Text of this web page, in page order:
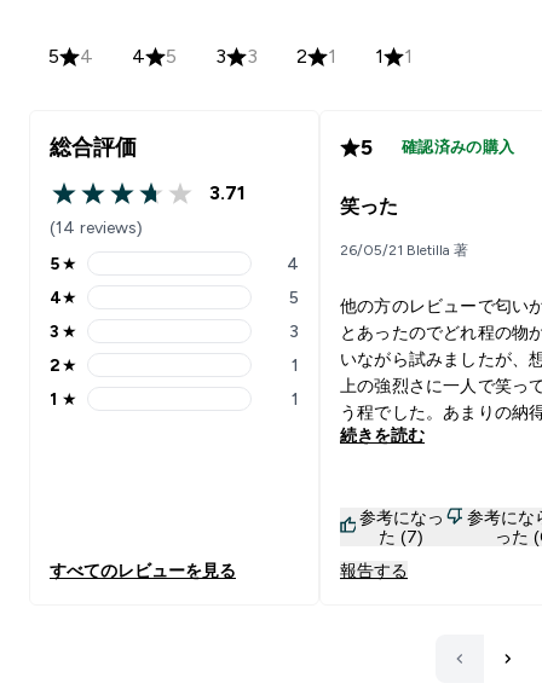
5 4 4 5 3 3 2 1 1 1
総合評価
3.71 out of 5 stars
3.71
(14 reviews)
5 stars rating 4 reviews
5★ 4
4 stars rating 5 reviews
4★ 5
3 stars rating 3 reviews
3 ★ 3
2 stars rating 1 reviews
2★ 1
1 stars rating 1 reviews
1 ★ 1
すべてのレビューを見る
5 確認済みの購入
笑った
26/05/21 Bletilla 著
他の方のレビューで匂い
とあったのでどれ程の物
いながら試みましたが、
上の強烈さに一人で笑っ
う程でした。あまりの納
しろ清々しいです。笑 嗅
てたので、これで簡単に
す。200枚入りで300円
ですが、使用するなら一
する事も出来ます。 この
続きを読む
参考になっ
た (7)
参考にな
った
報告する